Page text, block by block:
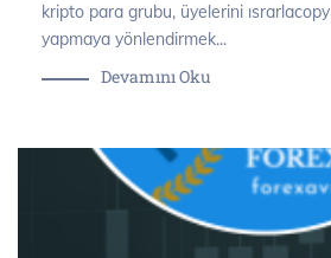
kripto para grubu, üyelerini
yapmaya yönlendirmek...
Devamını Oku